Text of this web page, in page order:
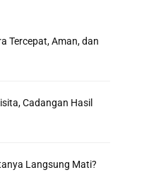
Tercepat, Aman, dan
Cadangan Hasil
Langsung Mati?